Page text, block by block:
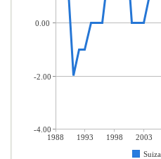
1988 1993 1998 2003
Suiza
0.00
-2.00
-4.00